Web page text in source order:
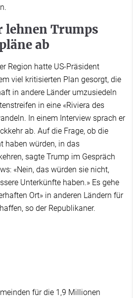
lehnen Trumps
ab
Region hatte US-Präsident
viel kritisierten Plan gesorgt, die
in andere Länder umzusiedeln
in eine «Riviera des
In einem Interview sprach er
ab. Auf die Frage, ob die
haben würden, in das
sagte Trump im Gespräch
«Nein, das würden sie nicht,
Unterkünfte haben.» Es gehe
Ort» in anderen Ländern für
so der Republikaner.
für die 1,9 Millionen